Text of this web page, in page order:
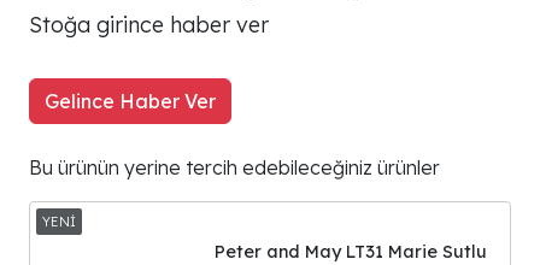
Stoğa girince haber ver
Gelince Haber Ver
Bu ürünün yerine tercih edebileceğiniz ürünler
Peter and May LT31 Marie Sutlu